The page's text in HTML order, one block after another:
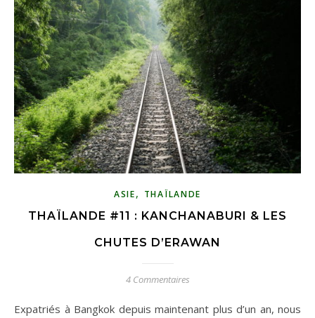
ASIE, THAÏLANDE
THAÏLANDE #11 : KANCHANABURI & LES
CHUTES D’ERAWAN
4 Commentaires
Expatriés à Bangkok depuis maintenant plus d’un an, nous